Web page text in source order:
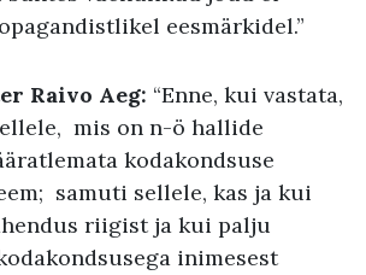
eesmärkidel.”
Raivo Aeg: “Enne, kui vastata,
mis on n-ö hallide
kodakondsuse
samuti sellele, kas ja kui
riigist ja kui palju
inimesest